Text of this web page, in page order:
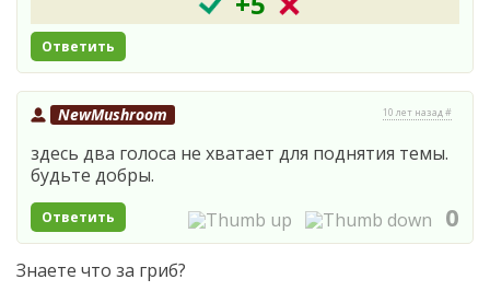
Ответить
NewMushroom 10 лет назад #
здесь два голоса не хватает для поднятия темы.
будьте добры.
Ответить 0
Знаете что за гриб?